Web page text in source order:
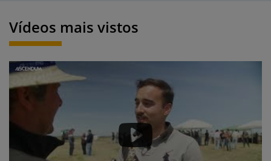
Vídeos mais vistos